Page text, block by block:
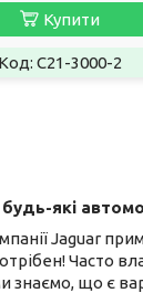
Купити
C21-3000-2
які
Jaguar
Часто
що є